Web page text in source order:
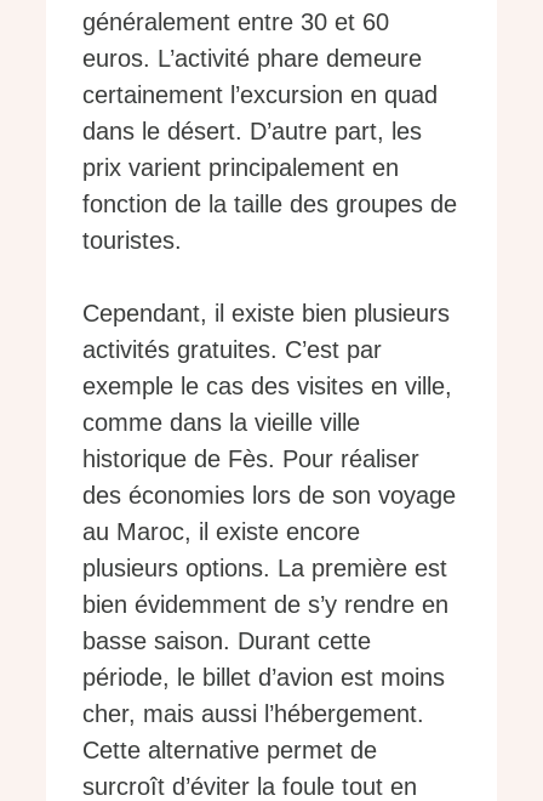
généralement entre 30 et 60
euros. L’activité phare demeure
certainement l’excursion en quad
dans le désert. D’autre part, les
prix varient principalement en
fonction de la taille des groupes de
touristes.
Cependant, il existe bien plusieurs
activités gratuites. C’est par
exemple le cas des visites en ville,
comme dans la vieille ville
historique de Fès. Pour réaliser
des économies lors de son voyage
au Maroc, il existe encore
plusieurs options. La première est
bien évidemment de s’y rendre en
basse saison. Durant cette
période, le billet d’avion est moins
cher, mais aussi l’hébergement.
Cette alternative permet de
surcroît d’éviter la foule tout en